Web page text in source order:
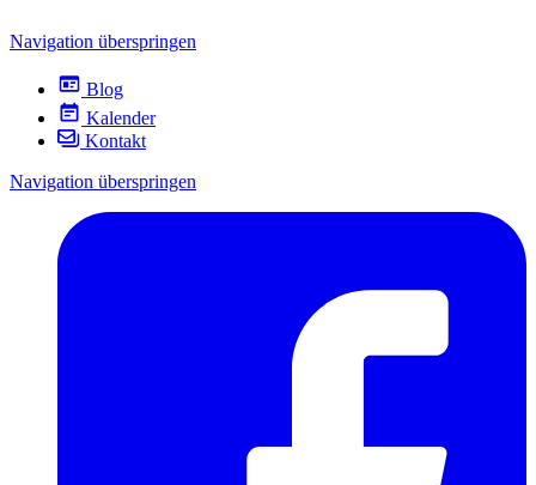
Navigation überspringen
Blog
Kalender
Kontakt
Navigation überspringen